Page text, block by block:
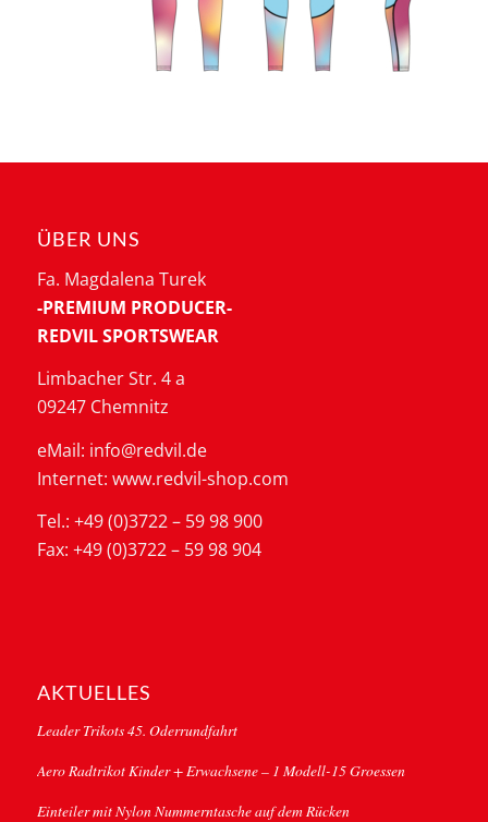
ÜBER UNS
Fa. Magdalena Turek
-PREMIUM PRODUCER-
REDVIL SPORTSWEAR
Limbacher Str. 4 a
09247 Chemnitz
eMail: info@redvil.de
Internet: www.redvil-shop.com
Tel.: +49 (0)3722 – 59 98 900
Fax: +49 (0)3722 – 59 98 904
AKTUELLES
Leader Trikots 45. Oderrundfahrt
Aero Radtrikot Kinder + Erwachsene – 1 Modell-15 Groessen
Einteiler mit Nylon Nummerntasche auf dem Rücken